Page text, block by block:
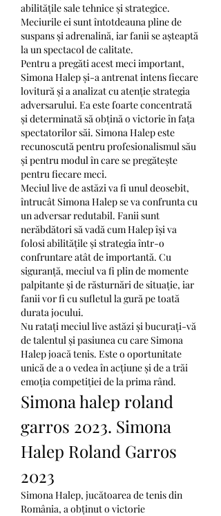
abilitățile sale tehnice și strategice.
Meciurile ei sunt întotdeauna pline de
suspans și adrenalină, iar fanii se așteaptă
la un spectacol de calitate.
Pentru a pregăti acest meci important,
Simona Halep și-a antrenat intens fiecare
lovitură și a analizat cu atenție strategia
adversarului. Ea este foarte concentrată
și determinată să obțină o victorie în fața
spectatorilor săi. Simona Halep este
recunoscută pentru profesionalismul său
și pentru modul în care se pregătește
pentru fiecare meci.
Meciul live de astăzi va fi unul deosebit,
întrucât Simona Halep se va confrunta cu
un adversar redutabil. Fanii sunt
nerăbdători să vadă cum Halep își va
folosi abilitățile și strategia într-o
confruntare atât de importantă. Cu
siguranță, meciul va fi plin de momente
palpitante și de răsturnări de situație, iar
fanii vor fi cu sufletul la gură pe toată
durata jocului.
Nu ratați meciul live astăzi și bucurați-vă
de talentul și pasiunea cu care Simona
Halep joacă tenis. Este o oportunitate
unică de a o vedea în acțiune și de a trăi
emoția competiției de la prima rând.
Simona halep roland
garros 2023. Simona
Halep Roland Garros
2023
Simona Halep, jucătoarea de tenis din
România, a obținut o victorie